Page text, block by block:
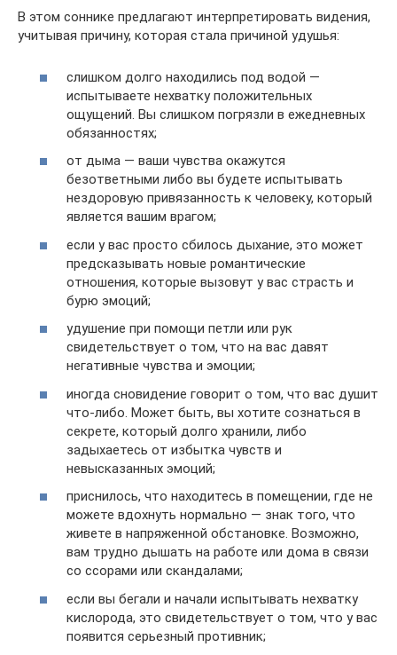
В этом соннике предлагают интерпретировать видения,
учитывая причину, которая стала причиной удушья:
слишком долго находились под водой —
испытываете нехватку положительных
ощущений. Вы слишком погрязли в ежедневных
обязанностях;
от дыма — ваши чувства окажутся
безответными либо вы будете испытывать
нездоровую привязанность к человеку, который
является вашим врагом;
если у вас просто сбилось дыхание, это может
предсказывать новые романтические
отношения, которые вызовут у вас страсть и
бурю эмоций;
удушение при помощи петли или рук
свидетельствует о том, что на вас давят
негативные чувства и эмоции;
иногда сновидение говорит о том, что вас душит
что-либо. Может быть, вы хотите сознаться в
секрете, который долго хранили, либо
задыхаетесь от избытка чувств и
невысказанных эмоций;
приснилось, что находитесь в помещении, где не
можете вдохнуть нормально — знак того, что
живете в напряженной обстановке. Возможно,
вам трудно дышать на работе или дома в связи
со ссорами или скандалами;
если вы бегали и начали испытывать нехватку
кислорода, это свидетельствует о том, что у вас
появится серьезный противник;